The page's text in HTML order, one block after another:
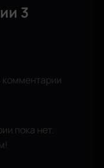
3
комментарии
пока нет.